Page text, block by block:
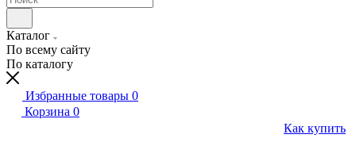
Каталог
По всему сайту
По каталогу
Избранные товары 0
Корзина 0
Как купить